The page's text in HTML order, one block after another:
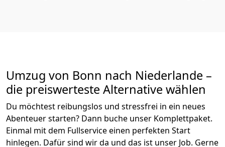
Umzug von Bonn nach Niederlande –
die preiswerteste Alternative wählen
Du möchtest reibungslos und stressfrei in ein neues
Abenteuer starten? Dann buche unser Komplettpaket.
Einmal mit dem Fullservice einen perfekten Start
hinlegen. Dafür sind wir da und das ist unser Job. Gerne